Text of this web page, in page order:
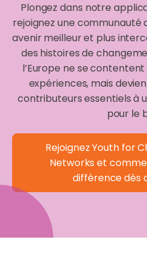
Plongez dans notre
rejoignez une communauté
avenir meilleur et plus
des histoires de
l’Europe ne se
expériences, mais
contributeurs essentiels à
pour le
Rejoignez Youth for
Networks et
différence dès